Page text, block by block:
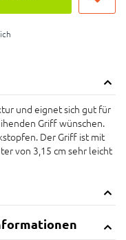
und eignet sich gut für
Griff wünschen.
Der Griff ist mit
von 3,15 cm sehr leicht